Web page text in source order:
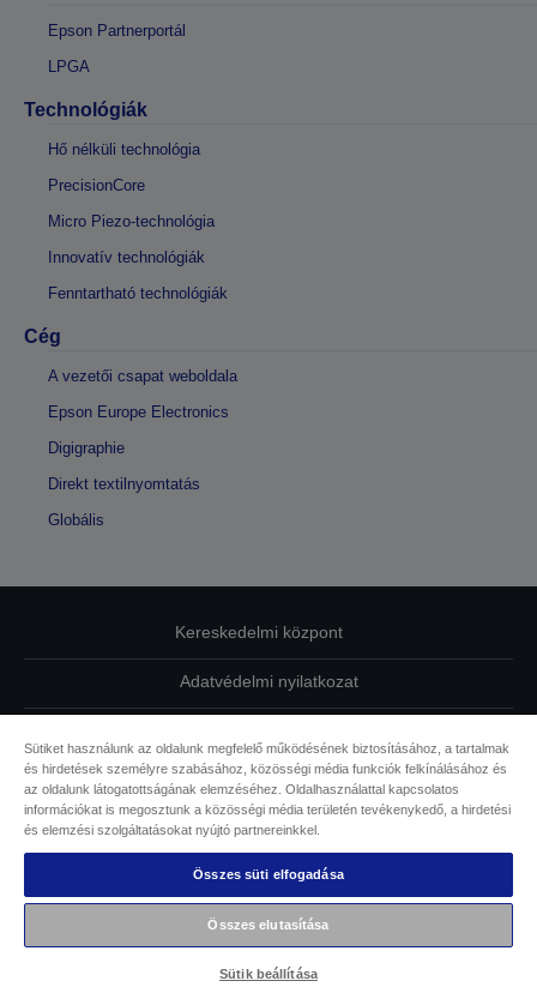
Epson Partnerportál
LPGA
Technológiák
Hő nélküli technológia
PrecisionCore
Micro Piezo-technológia
Innovatív technológiák
Fenntartható technológiák
Cég
A vezetői csapat weboldala
Epson Europe Electronics
Digigraphie
Direkt textilnyomtatás
Globális
Kereskedelmi központ
Adatvédelmi nyilatkozat
Kapcsolatfelvétel
Sütikkel kapcsolatos információk
Az Epson elkötelezettsége az akadálymentesség mellett
Copyright © 2026 Seiko Epson
Sütiket használunk az oldalunk megfelelő működésének biztosításához, a tartalmak
és hirdetések személyre szabásához, közösségi média funkciók felkínálásához és
az oldalunk látogatottságának elemzéséhez. Oldalhasználattal kapcsolatos
információkat is megosztunk a közösségi média területén tevékenykedő, a hirdetési
és elemzési szolgáltatásokat nyújtó partnereinkkel.
Összes süti elfogadása
Összes elutasítása
Sütik beállítása